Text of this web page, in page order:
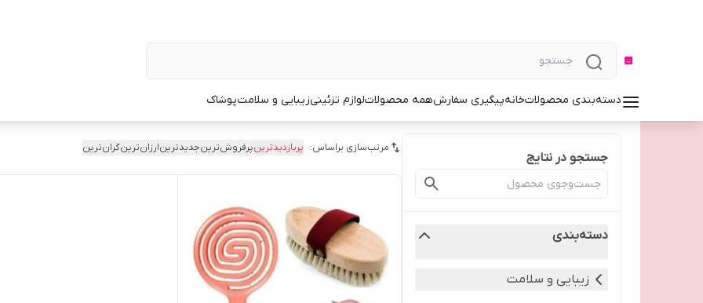
دسته‌بندی محصولاتخانهپیگیری سفارشهمه محصولاتلوازم تزئینیزیبایی و سلامتپوشاک
جستجو در نتایج
دسته‌بندی
زیبایی و سلامت
مرتب‌سازی براساس: پربازدیدترینپرفروش‌ترینجدیدترینارزان‌ترینگران‌ترین